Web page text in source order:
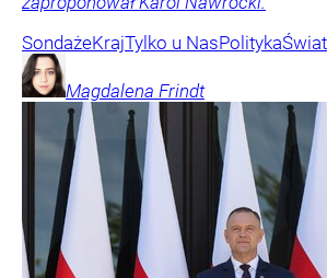
SondażeKrajTylko u NasPolitykaŚwiat
Magdalena Frindt